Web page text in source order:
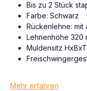
Bis zu 2 Stück
Farbe: Schwarz
Rückenlehne: mit
Lehnenhöhe 320
Muldensitz
Mehr erfahren